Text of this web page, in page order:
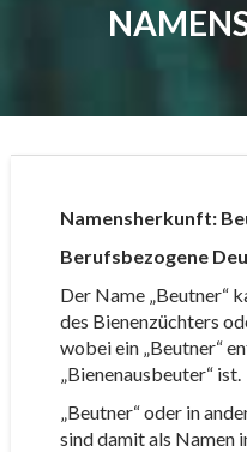
Namensherkunft:
Berufsbezogene
Der Name „Beutner“
des Bienenzüchters
wobei ein „Beutner“
„Bienenausbeuter“ ist.
„Beutner“ oder in
sind damit als Namen